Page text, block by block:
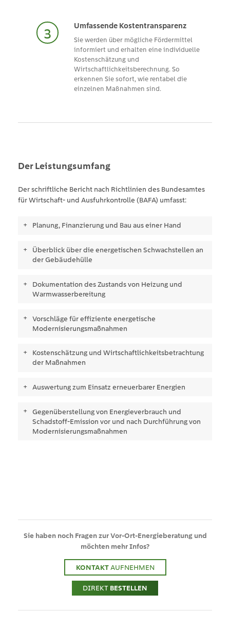
Umfassende Kostentransparenz
Sie werden über mögliche Fördermittel
informiert und erhalten eine individuelle
Kostenschätzung und
Wirtschaftlichkeitsberechnung. So
erkennen Sie sofort, wie rentabel die
einzelnen Maßnahmen sind.
Der Leistungsumfang
Der schriftliche Bericht nach Richtlinien des Bundesamtes
für Wirtschaft- und Ausfuhrkontrolle (BAFA) umfasst:
Planung, Finanzierung und Bau aus einer Hand
Überblick über die energetischen Schwachstellen an
der Gebäudehülle
Dokumentation des Zustands von Heizung und
Warmwasserbereitung
Vorschläge für effiziente energetische
Modernisierungsmaßnahmen
Kostenschätzung und Wirtschaftlichkeitsbetrachtung
der Maßnahmen
Auswertung zum Einsatz erneuerbarer Energien
Gegenüberstellung von Energieverbrauch und
Schadstoff-Emission vor und nach Durchführung von
Modernisierungsmaßnahmen
Sie haben noch Fragenzur Vor-Ort-Energieberatung und
möchten mehr Infos?
KONTAKTAUFNEHMEN
DIREKT BESTELLEN